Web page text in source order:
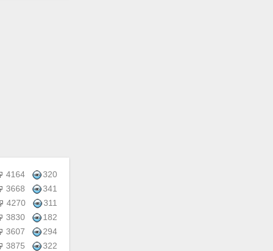
320
4164
341
3668
311
4270
182
3830
294
3607
322
3875